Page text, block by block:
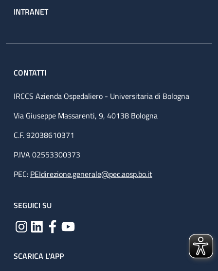
INTRANET
CONTATTI
IRCCS Azienda Ospedaliero - Universitaria di Bologna
Via Giuseppe Massarenti, 9, 40138 Bologna
C.F. 92038610371
P.IVA 02553300373
PEC: PEIdirezione.generale@pec.aosp.bo.it
SEGUICI SU
SCARICA L'APP